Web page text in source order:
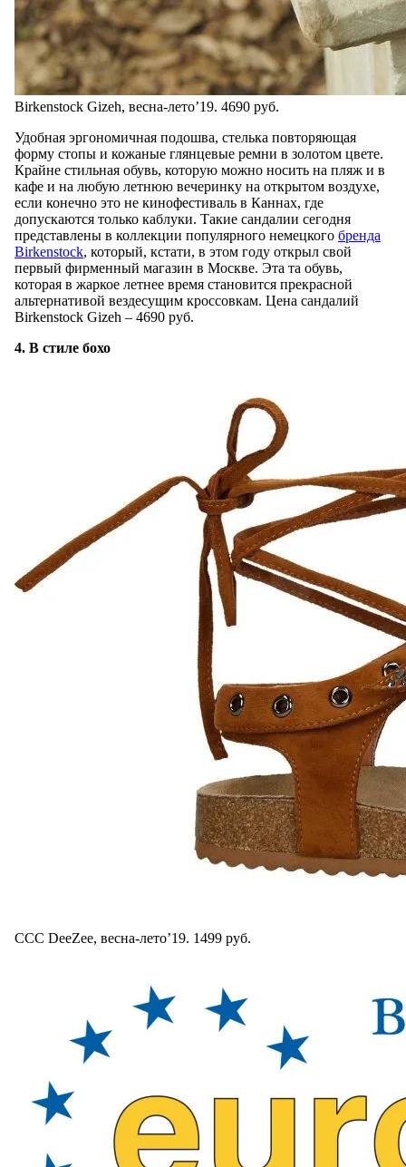
Birkenstock Gizeh, весна-лето’19. 4690 руб.
Удобная эргономичная подошва, стелька повторяющая
форму стопы и кожаные глянцевые ремни в золотом цвете.
Крайне стильная обувь, которую можно носить на пляж и в
кафе и на любую летнюю вечеринку на открытом воздухе,
если конечно это не кинофестиваль в Каннах, где
допускаются только каблуки. Такие сандалии сегодня
представлены в коллекции популярного немецкого бренда
Birkenstock, который, кстати, в этом году открыл свой
первый фирменный магазин в Москве. Эта та обувь,
которая в жаркое летнее время становится прекрасной
альтернативой вездесущим кроссовкам. Цена сандалий
Birkenstock Gizeh – 4690 руб.
4. В стиле бохо
ССС DeeZee, весна-лето’19. 1499 руб.